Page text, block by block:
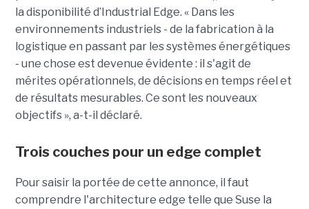
la disponibilité d’Industrial Edge. « Dans les
environnements industriels - de la fabrication à la
logistique en passant par les systèmes énergétiques
- une chose est devenue évidente : il s'agit de
mérites opérationnels, de décisions en temps réel et
de résultats mesurables. Ce sont les nouveaux
objectifs », a-t-il déclaré.
Trois couches pour un edge complet
Pour saisir la portée de cette annonce, il faut
comprendre l'architecture edge telle que Suse la